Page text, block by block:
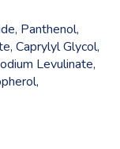
Panthenol,
Caprylyl Glycol,
Levulinate,